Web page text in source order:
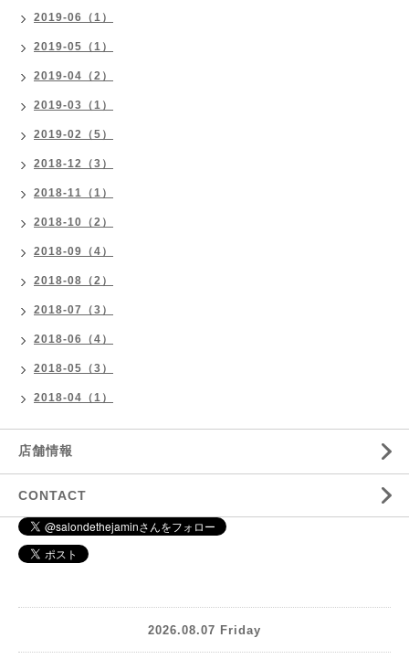
2019-06（1）
2019-05（1）
2019-04（2）
2019-03（1）
2019-02（5）
2018-12（3）
2018-11（1）
2018-10（2）
2018-09（4）
2018-08（2）
2018-07（3）
2018-06（4）
2018-05（3）
2018-04（1）
店舗情報
CONTACT
2026.08.07 Friday